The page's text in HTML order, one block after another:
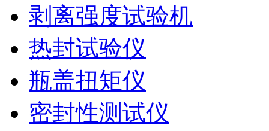
剥离强度试验机
热封试验仪
瓶盖扭矩仪
密封性测试仪